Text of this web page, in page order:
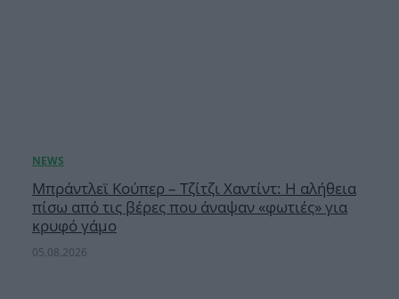
Μπράντλεϊ Κούπερ – Τζίτζι Χαντίντ: Η αλήθεια
πίσω από τις βέρες που άναψαν «φωτιές» για
κρυφό γάμο
05.08.2026